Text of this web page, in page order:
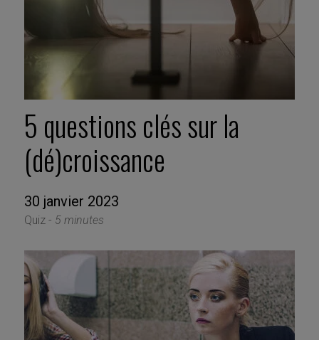
5 questions clés sur la
(dé)croissance
30 janvier 2023
Quiz - 5 minutes